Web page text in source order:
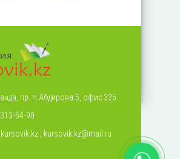
пр. Н.Абдирова 5, офис 325
54-90
, kursovik.kz@mail.ru